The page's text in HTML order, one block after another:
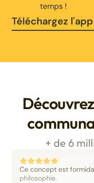
temps !
Téléchargez l'app
+ de 6
Ce concept est
philosophie.